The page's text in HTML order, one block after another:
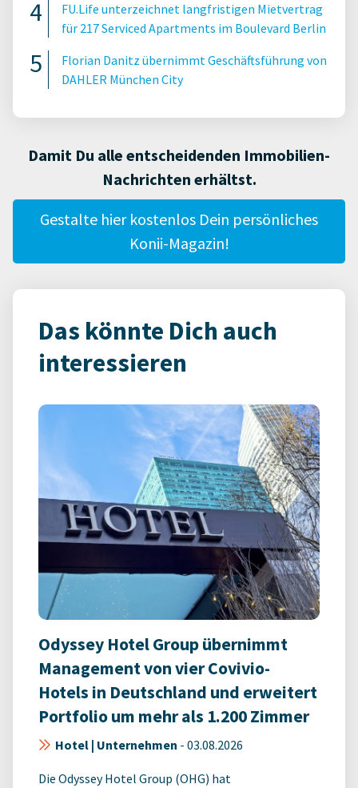
FU.Life unterzeichnet langfristigen Mietvertrag
für 217 Serviced Apartments im Boulevard Berlin
Florian Danitz übernimmt Geschäftsführung von
DAHLER München City
Damit Du alle entscheidenden Immobilien-
Nachrichten erhältst.
Gestalte hier kostenlos Dein persönliches
Konii-Magazin!
Das könnte Dich auch
interessieren
Odyssey Hotel Group übernimmt
Management von vier Covivio-
Hotels in Deutschland und erweitert
Portfolio um mehr als 1.200 Zimmer
Hotel | Unternehmen - 03.08.2026
Die Odyssey Hotel Group (OHG) hat